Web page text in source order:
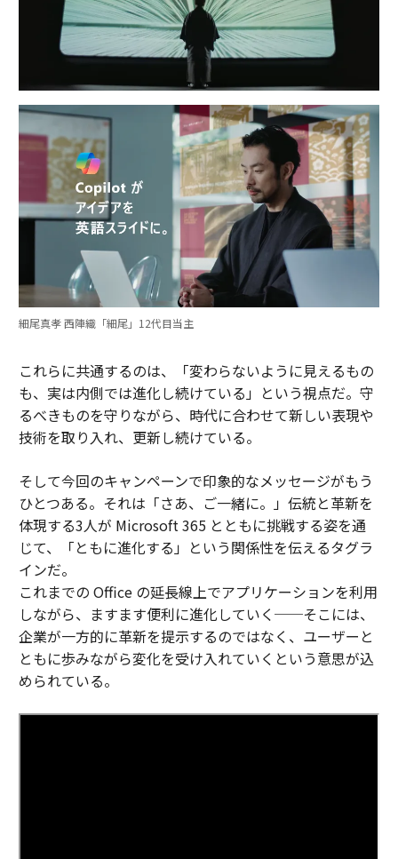
細尾真孝 西陣織「細尾」12代目当主
これらに共通するのは、「変わらないように見えるもの
も、実は内側では進化し続けている」という視点だ。守
るべきものを守りながら、時代に合わせて新しい表現や
技術を取り入れ、更新し続けている。
そして今回のキャンペーンで印象的なメッセージがもう
ひとつある。それは「さあ、ご一緒に。」伝統と革新を
体現する3人が Microsoft 365 とともに挑戦する姿を通
じて、「ともに進化する」という関係性を伝えるタグラ
インだ。
これまでの Office の延長線上でアプリケーションを利用
しながら、ますます便利に進化していく──そこには、
企業が一方的に革新を提示するのではなく、ユーザーと
ともに歩みながら変化を受け入れていくという意思が込
められている。